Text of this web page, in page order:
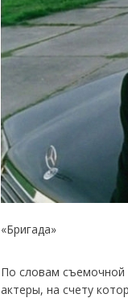
«Бригада»
По словам съемочной
актеры, на счету